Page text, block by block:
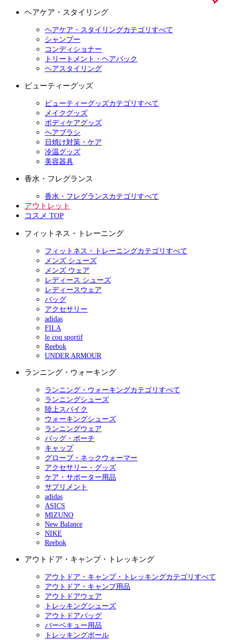
ヘアケア・スタイリング
ヘアケア・スタイリングカテゴリすべて
シャンプー
コンディショナー
トリートメント・ヘアパック
ヘアスタイリング
ビューティーグッズ
ビューティーグッズカテゴリすべて
メイクグッズ
ボディケアグッズ
ヘアブラシ
日焼け対策・ケア
冷温グッズ
美容器具
香水・フレグランス
香水・フレグランスカテゴリすべて
アウトレット
コスメ TOP
フィットネス・トレーニング
フィットネス・トレーニングカテゴリすべて
メンズ シューズ
メンズ ウェア
レディース シューズ
レディースウェア
バッグ
アクセサリー
adidas
FILA
le coq sportif
Reebok
UNDER ARMOUR
ランニング・ウォーキング
ランニング・ウォーキングカテゴリすべて
ランニングシューズ
陸上スパイク
ウォーキングシューズ
ランニングウェア
バッグ・ポーチ
キャップ
グローブ・ネックウォーマー
アクセサリー・グッズ
ケア・サポーター用品
サプリメント
adidas
ASICS
MIZUNO
New Balance
NIKE
Reebok
アウトドア・キャンプ・トレッキング
アウトドア・キャンプ・トレッキングカテゴリすべて
アウトドア・キャンプ用品
アウトドアウェア
トレッキングシューズ
アウトドアバッグ
バーベキュー用品
トレッキングポール